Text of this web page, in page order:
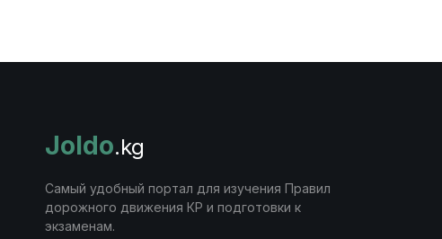
Joldo.kg
Самый удобный портал для изучения Правил
дорожного движения КР и подготовки к
экзаменам.